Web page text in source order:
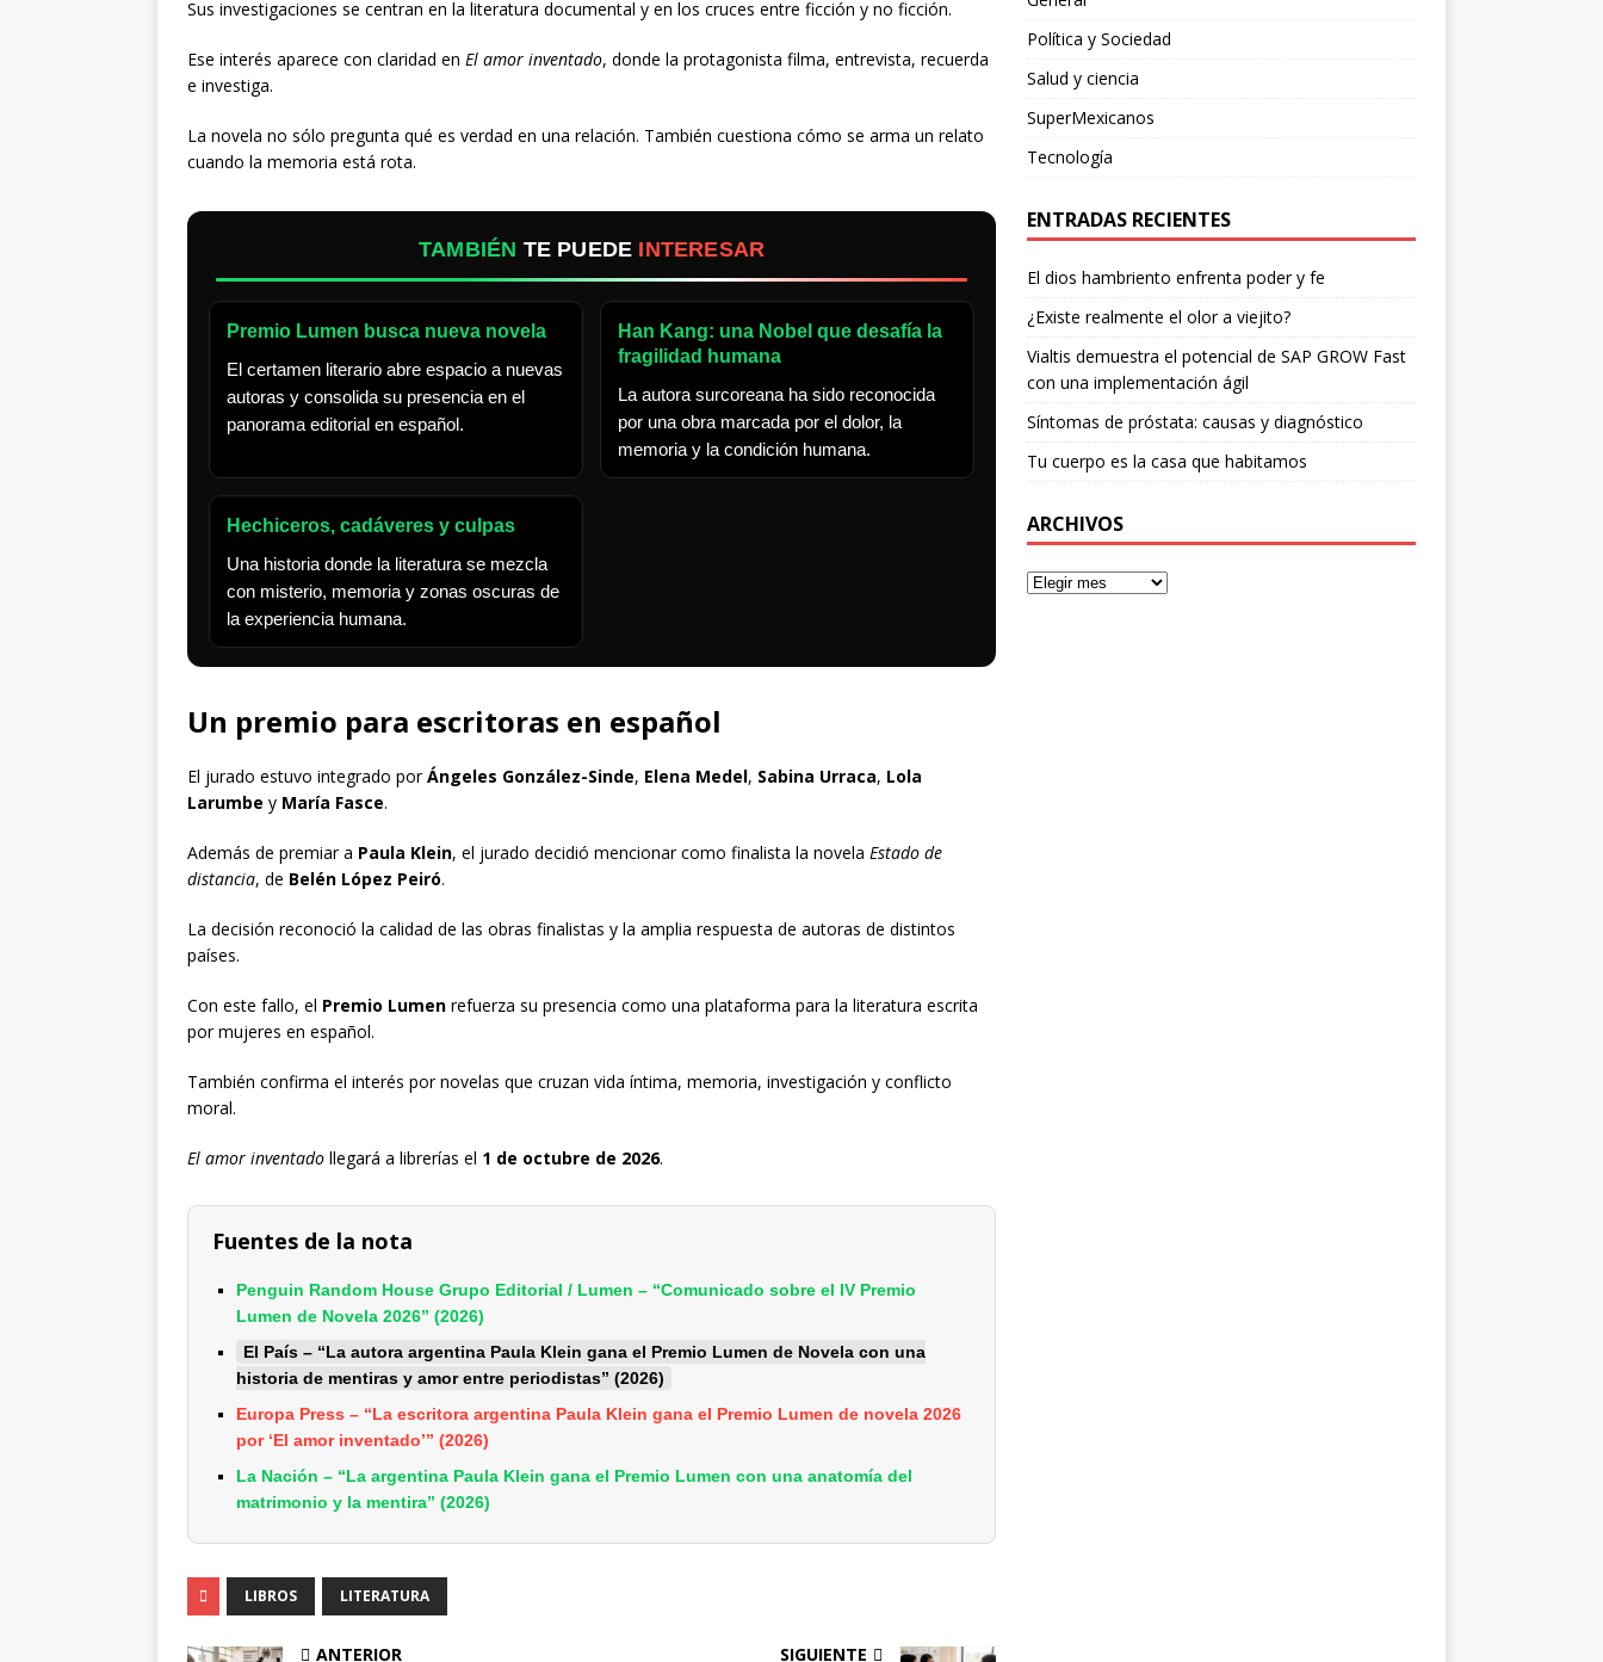
Sus investigaciones se centran en la literatura documental y en los cruces entre ficción y no ficción.
Ese interés aparece con claridad en El amor inventado, donde la protagonista filma, entrevista, recuerda
e investiga.
La novela no sólo pregunta qué es verdad en una relación. También cuestiona cómo se arma un relato
cuando la memoria está rota.
TAMBIÉN TE PUEDE INTERESAR
Premio Lumen busca nueva novela
El certamen literario abre espacio a nuevas
autoras y consolida su presencia en el
panorama editorial en español.
Han Kang: una Nobel que desafía la
fragilidad humana
La autora surcoreana ha sido reconocida
por una obra marcada por el dolor, la
memoria y la condición humana.
Hechiceros, cadáveres y culpas
Una historia donde la literatura se mezcla
con misterio, memoria y zonas oscuras de
la experiencia humana.
Un premio para escritoras en español
El jurado estuvo integrado porÁngeles González-Sinde, Elena Medel, Sabina Urraca, Lola
Larumbe y María Fasce.
Además de premiar a Paula Klein, el jurado decidió mencionar como finalista la novela Estado de
distancia, de Belén López Peiró.
La decisión reconoció la calidad de las obras finalistas y la amplia respuesta de autoras de distintos
países.
Con este fallo, el Premio Lumen refuerza su presencia como una plataforma para la literatura escrita
por mujeres en español.
También confirma el interés por novelas que cruzan vida íntima, memoria, investigación y conflicto
moral.
El amor inventado llegará a librerías el 1 de octubre de 2026.
Fuentes de la nota
Penguin Random House Grupo Editorial / Lumen – “Comunicado sobre el IV Premio
Lumen de Novela 2026” (2026)
El País – “La autora argentina Paula Klein gana el Premio Lumen de Novela con una
historia de mentiras y amor entre periodistas” (2026)
Europa Press – “La escritora argentina Paula Klein gana el Premio Lumen de novela 2026
por ‘El amor inventado’” (2026)
La Nación – “La argentina Paula Klein gana el Premio Lumen con una anatomía del
matrimonio y la mentira” (2026)
LIBROS LITERATURA
ANTERIOR SIGUIENTE
Política y Sociedad
Salud y ciencia
SuperMexicanos
Tecnología
ENTRADAS RECIENTES
El dios hambriento enfrenta poder y fe
¿Existe realmente el olor a viejito?
Vialtis demuestra el potencial de SAP GROW Fast
con una implementación ágil
Síntomas de próstata: causas y diagnóstico
Tu cuerpo es la casa que habitamos
ARCHIVOS